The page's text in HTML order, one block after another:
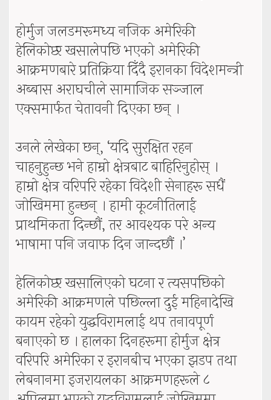
होर्मुज जलडमरूमध्य नजिक अमेरिकी
हेलिकोप्टर खसालेपछि भएको अमेरिकी
आक्रमणबारे प्रतिक्रिया दिँदै इरानका विदेशमन्त्री
अब्बास अराघचीले सामाजिक सञ्जाल
एक्समार्फत चेतावनी दिएका छन् ।
उनले लेखेका छन्, ‘यदि सुरक्षित रहन
चाहनुहुन्छ भने हाम्रो क्षेत्रबाट बाहिरिनुहोस् ।
हाम्रो क्षेत्र वरिपरि रहेका विदेशी सेनाहरू सधैं
जोखिममा हुन्छन् । हामी कूटनीतिलाई
प्राथमिकता दिन्छौं, तर आवश्यक परे अन्य
भाषामा पनि जवाफ दिन जान्दछौं ।’
हेलिकोप्टर खसालिएको घटना र त्यसपछिको
अमेरिकी आक्रमणले पछिल्ला दुई महिनादेखि
कायम रहेको युद्धविरामलाई थप तनावपूर्ण
बनाएको छ । हालका दिनहरूमा होर्मुज क्षेत्र
वरिपरि अमेरिका र इरानबीच भएका झडप तथा
लेबनानमा इजरायलका आक्रमणहरूले ८